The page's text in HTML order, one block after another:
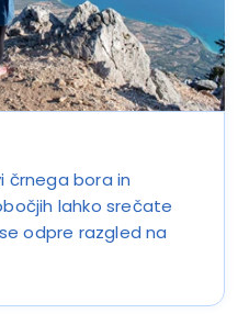
črnega bora in
lahko srečate
odpre razgled na